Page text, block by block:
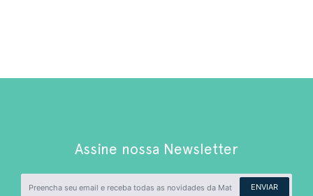
Assine nossa Newsletter
ENVIAR